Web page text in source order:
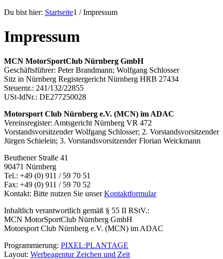
Du bist hier: Startseite1 / Impressum
Impressum
MCN MotorSportClub Nürnberg GmbH
Geschäftsführer: Peter Brandmann; Wolfgang Schlosser
Sitz in Nürnberg Registergericht Nürnberg HRB 27434
Steuernr.: 241/132/22855
USt-IdNr.: DE277250028
Motorsport Club Nürnberg e.V. (MCN) im ADAC
Vereinsregister: Amtsgericht Nürnberg VR 472
Vorstandsvorsitzender Wolfgang Schlosser; 2. Vorstandsvorsitzender
Jürgen Schielein; 3. Vorstandsvorsitzender Florian Weickmann
Beuthener Straße 41
90471 Nürnberg
Tel.: +49 (0) 911 / 59 70 51
Fax: +49 (0) 911 / 59 70 52
Kontakt: Bitte nutzen Sie unserKontaktformular
Inhaltlich verantwortlich gemäß § 55 II RStV.:
MCN MotorSportClub Nürnberg GmbH
Motorsport Club Nürnberg e.V. (MCN) im ADAC
Programmierung: PIXEL:PLANTAGE
Layout: Werbeagentur Zeichen und Zeit